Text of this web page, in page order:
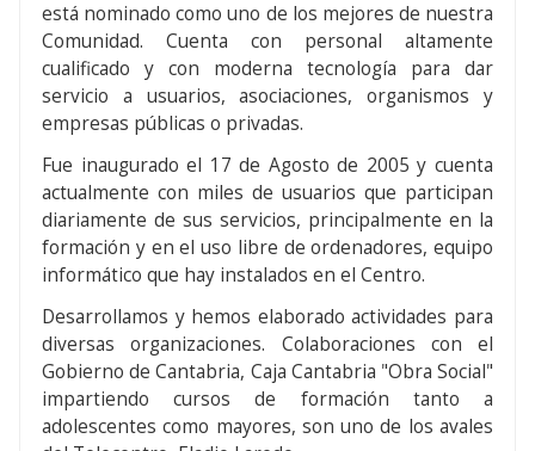
está nominado como uno de los mejores de nuestra
Comunidad. Cuenta con personal altamente
cualificado y con moderna tecnología para dar
servicio a usuarios, asociaciones, organismos y
empresas públicas o privadas.
Fue inaugurado el 17 de Agosto de 2005 y cuenta
actualmente con miles de usuarios que participan
diariamente de sus servicios, principalmente en la
formación y en el uso libre de ordenadores, equipo
informático que hay instalados en el Centro.
Desarrollamos y hemos elaborado actividades para
diversas organizaciones. Colaboraciones con el
Gobierno de Cantabria, Caja Cantabria "Obra Social"
impartiendo cursos de formación tanto a
adolescentes como mayores, son uno de los avales